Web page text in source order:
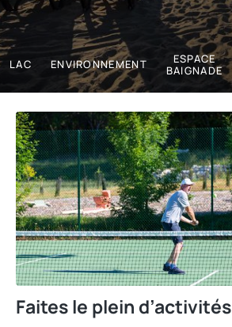
LAC ENVIRONNEMENT
ESPACE
BAIGNADE
Faites le plein d’activités